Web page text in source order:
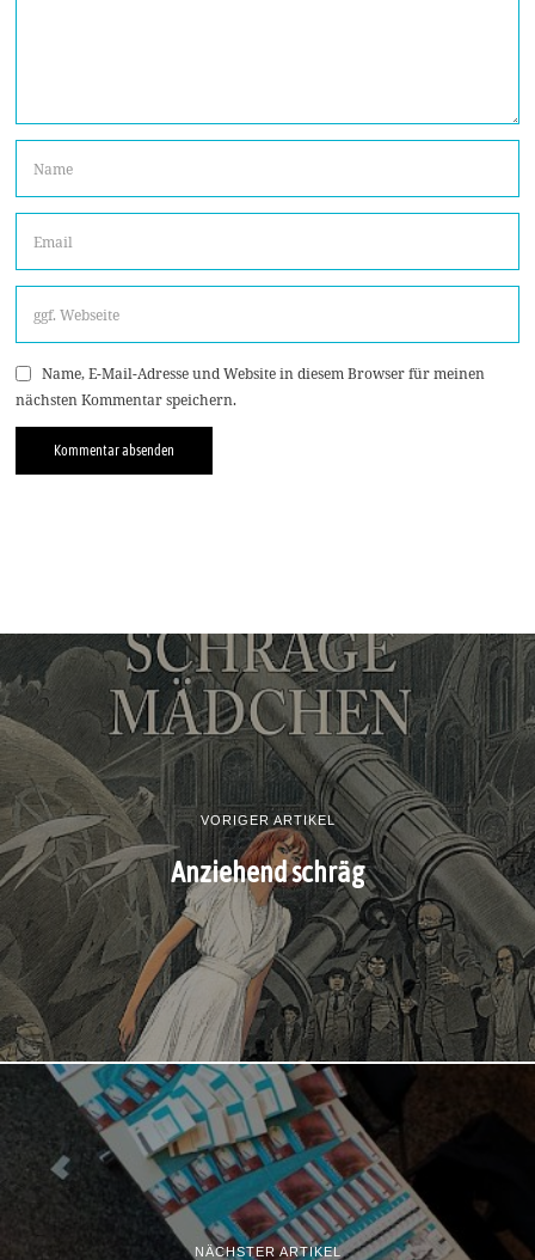
Name, E-Mail-Adresse und Website in diesem Browser für meinen
nächsten Kommentar speichern.
VORIGER ARTIKEL
Anziehend schräg
NÄCHSTER ARTIKEL